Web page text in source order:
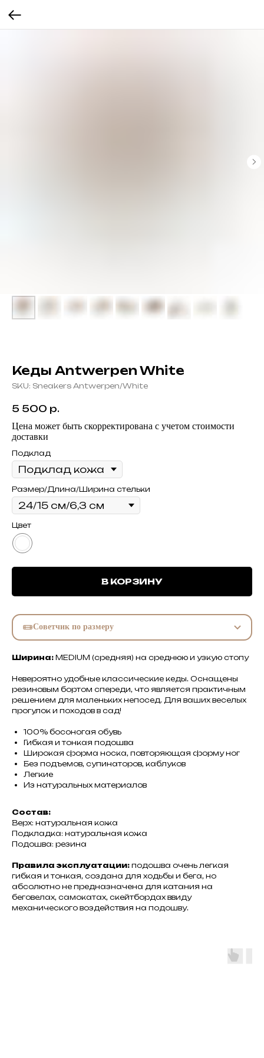
Кеды Antwerpen White
SKU: Sneakers Antwerpen/White
5 500 р.
Цена может быть скорректирована с учетом стоимости
доставки
Подклад
Размер/Длина/Ширина стельки
Цвет
В КОРЗИНУ
Советчик по размеру
Ширина: MEDIUM (средняя) на среднюю и узкую стопу
Невероятно удобные классические кеды. Оснащены
резиновым бортом спереди, что является практичным
решением для маленьких непосед. Для ваших веселых
прогулок и походов в сад!
100% босоногая обувь
Гибкая и тонкая подошва
Широкая форма носка, повторяющая форму ног
Без подъемов, супинаторов, каблуков
Легкие
Из натуральных материалов
Состав:
Верх: натуральная кожа
Подкладка: натуральная кожа
Подошва: резина
Правила эксплуатации: подошва очень легкая
гибкая и тонкая, создана для ходьбы и бега, но
абсолютно не предназначена для катания на
беговелах, самокатах, скейтбордах ввиду
механического воздействия на подошву.